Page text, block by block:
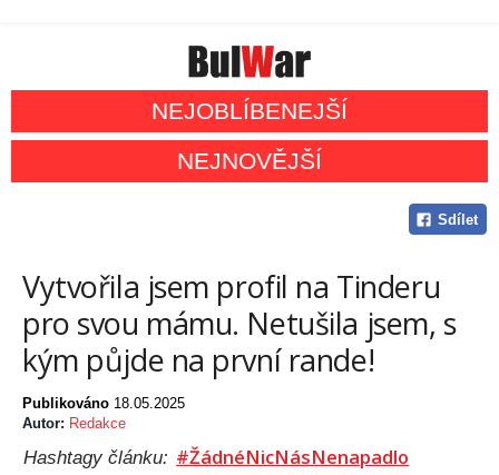
NEJOBLÍBENEJŠÍ
NEJNOVĚJŠÍ
Sdílet
Vytvořila jsem profil na Tinderu
pro svou mámu. Netušila jsem, s
kým půjde na první rande!
Publikováno 18.05.2025
Autor: Redakce
Hashtagy článku: #ŽádnéNicNásNenapadlo